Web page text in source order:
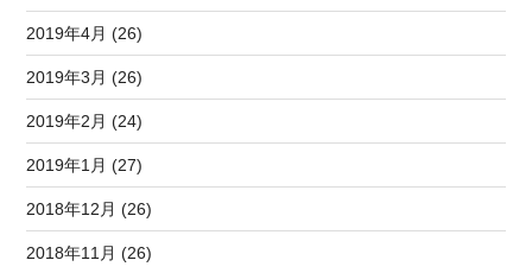
2019年4月 (26)
2019年3月 (26)
2019年2月 (24)
2019年1月 (27)
2018年12月 (26)
2018年11月 (26)